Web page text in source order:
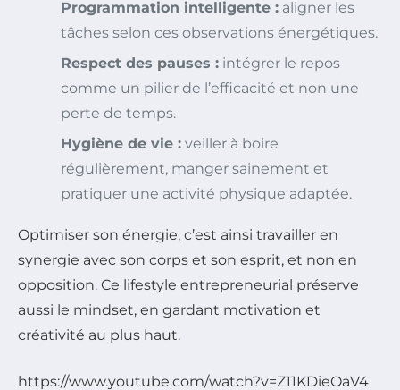
Programmation intelligente : aligner les
tâches selon ces observations énergétiques.
Respect des pauses : intégrer le repos
comme un pilier de l’efficacité et non une
perte de temps.
Hygiène de vie : veiller à boire
régulièrement, manger sainement et
pratiquer une activité physique adaptée.
Optimiser son énergie, c’est ainsi travailler en
synergie avec son corps et son esprit, et non en
opposition. Ce lifestyle entrepreneurial préserve
aussi le mindset, en gardant motivation et
créativité au plus haut.
https://www.youtube.com/watch?v=Z11KDieOaV4